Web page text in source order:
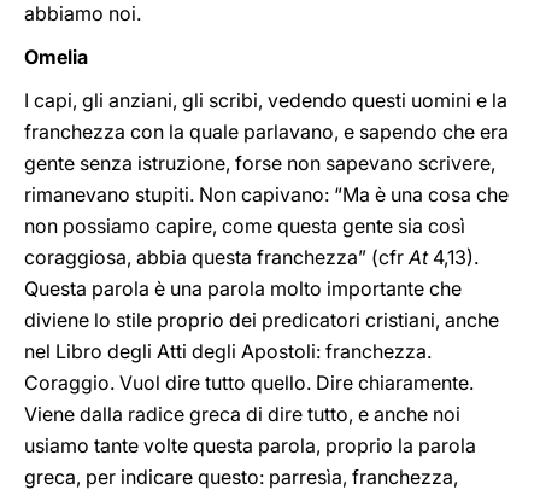
abbiamo noi.
Omelia
I capi, gli anziani, gli scribi, vedendo questi uomini e la
franchezza con la quale parlavano, e sapendo che era
gente senza istruzione, forse non sapevano scrivere,
rimanevano stupiti. Non capivano: “Ma è una cosa che
non possiamo capire, come questa gente sia così
coraggiosa, abbia questa franchezza” (cfrAt4,13).
Questa parola è una parola molto importante che
diviene lo stile proprio dei predicatori cristiani, anche
nel Libro degli Atti degli Apostoli: franchezza.
Coraggio. Vuol dire tutto quello. Dire chiaramente.
Viene dalla radice greca di dire tutto, e anche noi
usiamo tante volte questa parola, proprio la parola
greca, per indicare questo: parresìa, franchezza,